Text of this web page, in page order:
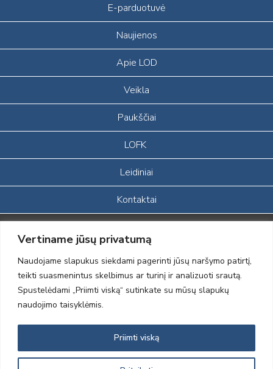
Vertiname jūsų privatumą
Naudojame slapukus siekdami pagerinti jūsų naršymo patirtį,
teikti suasmenintus skelbimus ar turinį ir analizuoti srautą.
Spustelėdami „Priimti viską“ sutinkate su mūsų slapukų
naudojimo taisyklėmis.
Priimti viską
E-parduotuvė
Naujienos
Apie LOD
Veikla
Paukščiai
LOFK
Leidiniai
Kontaktai
Portalas sukurtas įgyvendinant Lietuvos Respublikos, Europos
ekonominės erdvės ir Norvegijos finansinių mechanizmų iš dalies
finansuojamą paprojektį
„LOD visuomeninės /gamtosauginės veiklos sustiprinimas ir įvaizdžio
formavimas įtraukiant visuomenę į aplinkosauginių tyrimų veiklą“
(paprojekčio
įgyvendinimo sutarties numeris 2004-LT0008-NVO-1EEE/NOR-02-
2012 © Lietuvos Ornitologų Draugija © 2014, Visos teisės saugomos